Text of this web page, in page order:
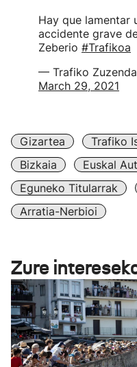
Hay que lamentar
accidente grave
Zeberio #Trafikoa
— Trafiko
March 29, 2021
Gizartea Trafiko
Bizkaia
Euskal
Eguneko Titularrak
Arratia-Nerbioi
Zure